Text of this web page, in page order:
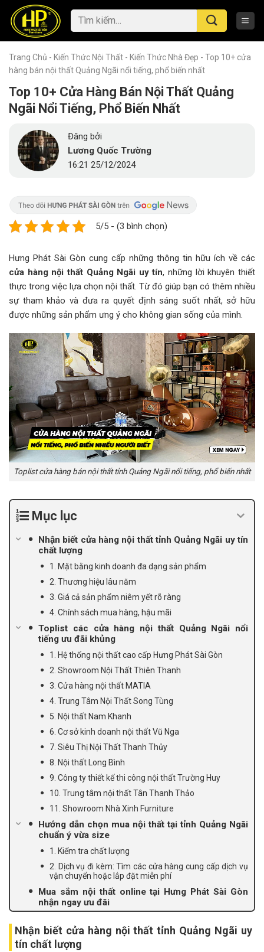
content
Tìm
kiếm:
Trang Chủ - Kiến Thức Nội Thất - Kiến Thức Nhà Đẹp - Top 10+ cửa
hàng bán nội thất Quảng Ngãi nổi tiếng, phổ biến nhất
Top 10+ Cửa Hàng Bán Nội Thất Quảng
Ngãi Nổi Tiếng, Phổ Biến Nhất
Đăng bởi
Lương Quốc Trường
16:21 25/12/2024
5/5 - (3 bình chọn)
Hưng Phát Sài Gòn cung cấp những thông tin hữu ích về các
cửa hàng nội thất Quảng Ngãi uy tín, những lời khuyên thiết
thực trong việc lựa chọn nội thất. Từ đó giúp bạn có thêm nhiều
sự tham khảo và đưa ra quyết định sáng suốt nhất, sở hữu
được những sản phẩm ưng ý cho không gian sống của mình.
Toplist cửa hàng bán nội thất tỉnh Quảng Ngãi nổi tiếng, phổ biến nhất
Mục lục
Nhận biết cửa hàng nội thất tỉnh Quảng Ngãi uy tín
chất lượng
1. Mặt bằng kinh doanh đa dạng sản phẩm
2. Thương hiệu lâu năm
3. Giá cả sản phẩm niêm yết rõ ràng
4. Chính sách mua hàng, hậu mãi
Toplist các cửa hàng nội thất Quảng Ngãi nổi
tiếng ưu đãi khủng
1. Hệ thống nội thất cao cấp Hưng Phát Sài Gòn
2. Showroom Nội Thất Thiên Thanh
3. Cửa hàng nội thất MATIA
4. Trung Tâm Nội Thất Song Tùng
5. Nội thất Nam Khanh
6. Cơ sở kinh doanh nội thất Vũ Nga
7. Siêu Thị Nội Thất Thanh Thủy
8. Nội thất Long Bình
9. Công ty thiết kế thi công nội thất Trường Huy
10. Trung tâm nội thất Tân Thanh Thảo
11. Showroom Nhà Xinh Furniture
Hướng dẫn chọn mua nội thất tại tỉnh Quảng Ngãi
chuẩn ý vừa size
1. Kiểm tra chất lượng
2. Dịch vụ đi kèm: Tìm các cửa hàng cung cấp dịch vụ
vận chuyển hoặc lắp đặt miễn phí
Mua sắm nội thất online tại Hưng Phát Sài Gòn
nhận ngay ưu đãi
Nhận biết cửa hàng nội thất tỉnh Quảng Ngãi uy
tín chất lượng